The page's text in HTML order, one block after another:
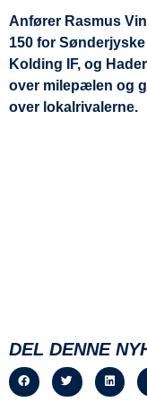
Anfører Rasmus
150 for
Kolding IF, og
over milepælen og
over lokalrivalerne.
DEL DENNE